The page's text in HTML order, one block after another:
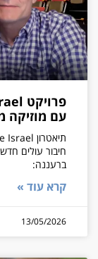
עם מוזיקה
חיבור עולים
ברעננה:
קרא עוד »
13/05/2026